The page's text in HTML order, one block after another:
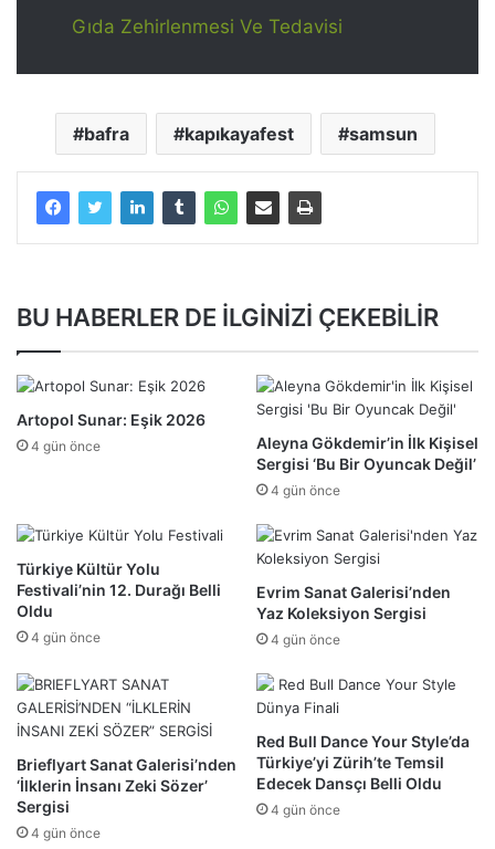
Gıda Zehirlenmesi Ve Tedavisi
bafra kapıkayafest samsun
BU HABERLER DE İLGİNİZİ ÇEKEBİLİR
Artopol Sunar: Eşik 2026
4 gün önce
Aleyna Gökdemir’in İlk Kişisel
Sergisi ‘Bu Bir Oyuncak Değil’
4 gün önce
Türkiye Kültür Yolu
Festivali’nin 12. Durağı Belli
Oldu
4 gün önce
Evrim Sanat Galerisi’nden
Yaz Koleksiyon Sergisi
4 gün önce
Brieflyart Sanat Galerisi’nden
‘İlklerin İnsanı Zeki Sözer’
Sergisi
4 gün önce
Red Bull Dance Your Style’da
Türkiye’yi Zürih’te Temsil
Edecek Dansçı Belli Oldu
4 gün önce